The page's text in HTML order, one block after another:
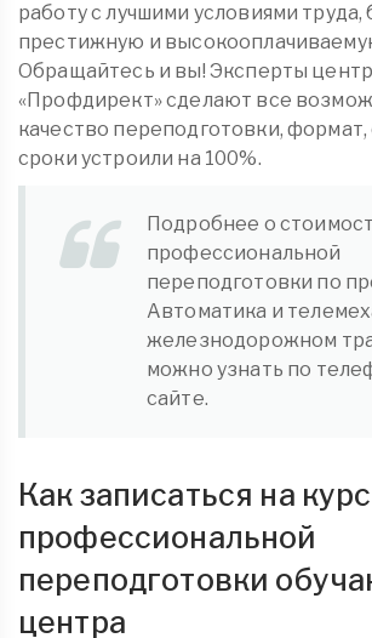
работу с лучшими условиями труда,
престижную и
Обращайтесь и вы! Эксперты
«Профдирект» сделают все
качество переподготовки, формат,
сроки устроили на 100%.
Подробнее о
профессиональной
переподготовки по
Автоматика и
железнодорожном
можно узнать по
сайте.
Как записаться на
профессиональной
переподготовки
центра